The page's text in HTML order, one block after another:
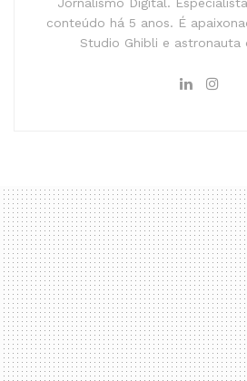
conteúdo há 5 anos. É
Studio Ghibli e astronauta